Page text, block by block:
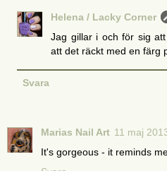
Helena / Lacky Corner
Jag gillar i och för sig
att det räckt med en färg
Svara
Marias Nail Art 11 maj
It's gorgeous - it reminds